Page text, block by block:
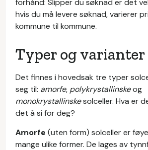
forhånd: Slipper du søknad er det
hvis du må levere søknad, varierer
kommune til kommune.
Typer og varianter
Det finnes i hovedsak tre typer
seg til: amorfe, polykrystallinskeog
monokrystallinskesolceller. Hva er
det å si for deg?
Amorfe (uten form) solceller er
mange ulike former. De lages av